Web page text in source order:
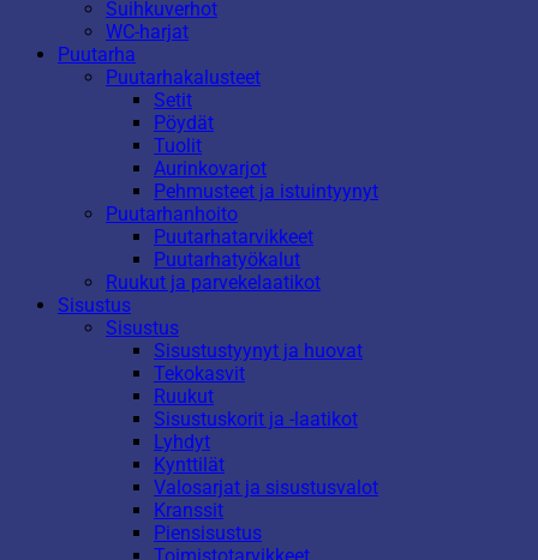
Suihkuverhot
WC-harjat
Puutarha
Puutarhakalusteet
Setit
Pöydät
Tuolit
Aurinkovarjot
Pehmusteet ja istuintyynyt
Puutarhanhoito
Puutarhatarvikkeet
Puutarhatyökalut
Ruukut ja parvekelaatikot
Sisustus
Sisustus
Sisustustyynyt ja huovat
Tekokasvit
Ruukut
Sisustuskorit ja -laatikot
Lyhdyt
Kynttilät
Valosarjat ja sisustusvalot
Kranssit
Piensisustus